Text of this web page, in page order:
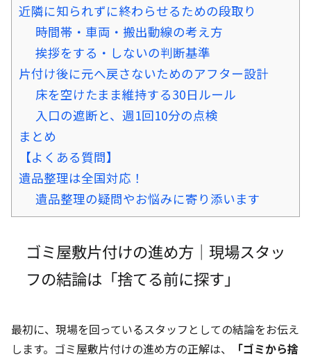
近隣に知られずに終わらせるための段取り
時間帯・車両・搬出動線の考え方
挨拶をする・しないの判断基準
片付け後に元へ戻さないためのアフター設計
床を空けたまま維持する30日ルール
入口の遮断と、週1回10分の点検
まとめ
【よくある質問】
遺品整理は全国対応！
遺品整理の疑問やお悩みに寄り添います
ゴミ屋敷片付けの進め方｜現場スタッ
フの結論は「捨てる前に探す」
最初に、現場を回っているスタッフとしての結論をお伝え
します。ゴミ屋敷片付けの進め方の正解は、
「ゴミから捨